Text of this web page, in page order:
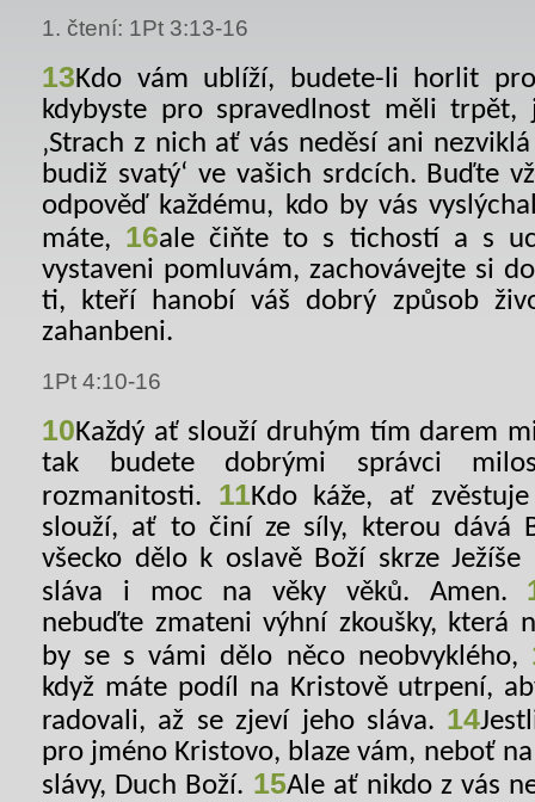
1. čtení: 1Pt 3:13-16
13Kdo vám ublíží, budete-li horlit
kdybyste pro spravedlnost měli trpět,
‚Strach z nich ať vás neděsí ani
budiž svatý‘ ve vašich srdcích. Buďte
odpověď každému, kdo by vás
máte, 16ale čiňte to s tichostí a s
vystaveni pomluvám, zachovávejte si
ti, kteří hanobí váš dobrý způsob
zahanbeni.
1Pt 4:10-16
10Každý ať slouží druhým tím darem
tak budete dobrými správci
rozmanitosti. 11Kdo káže, ať
slouží, ať to činí ze síly, kterou dává
všecko dělo k oslavě Boží skrze
sláva i moc na věky věků. Amen.
nebuďte zmateni výhní zkoušky, která
by se s vámi dělo něco neobvyklého,
když máte podíl na Kristově utrpení,
radovali, až se zjeví jeho sláva. 14
pro jméno Kristovo, blaze vám, neboť
slávy, Duch Boží. 15Ale ať nikdo z vás